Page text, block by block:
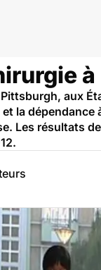
aux
la
Les résultats